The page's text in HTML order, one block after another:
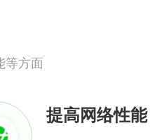
等方面
提高网络性能